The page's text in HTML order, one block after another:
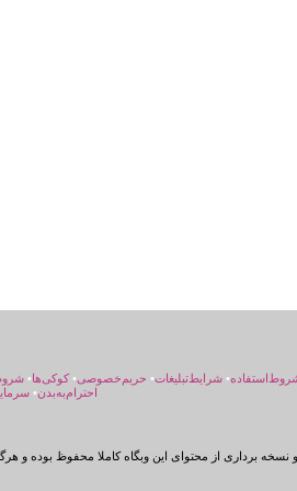
• شرایط‌تبلیغات• حریم‌خصوصی•کوکی‌ها•
احترام‌به‌بدن•
برداری از محتوای این وبگاه کاملا محفوظ بوده و